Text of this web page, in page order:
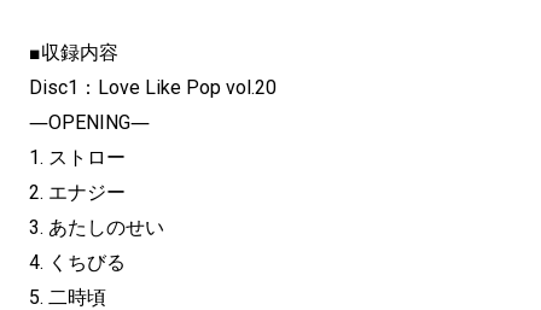
■収録内容
Disc1：Love Like Pop vol.20
―OPENING―
1. ストロー
2. エナジー
3. あたしのせい
4. くちびる
5. 二時頃